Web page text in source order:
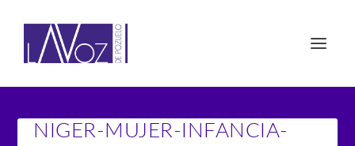
NIGER-MUJER-INFANCIA-